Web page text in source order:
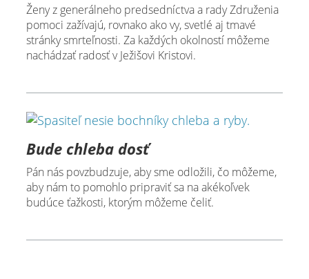
Ženy z generálneho predsedníctva a rady Združenia
pomoci zažívajú, rovnako ako vy, svetlé aj tmavé
stránky smrteľnosti. Za každých okolností môžeme
nachádzať radosť v Ježišovi Kristovi.
Bude chleba dosť
Pán nás povzbudzuje, aby sme odložili, čo môžeme,
aby nám to pomohlo pripraviť sa na akékoľvek
budúce ťažkosti, ktorým môžeme čeliť.